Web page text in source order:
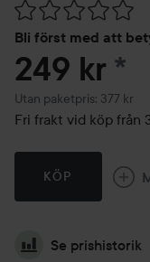
Bli först med att
Hoppa till Betyg &
249 kr *
Utan paketpris: 377 kr
Fri frakt vid köp från
KÖP
Se prishistorik